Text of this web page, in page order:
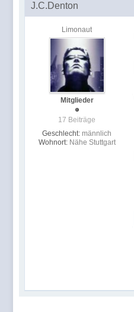
J.C.Denton
Limonaut
Mitglieder
17 Beiträge
Geschlecht: männlich
Wohnort: Nähe Stuttgart